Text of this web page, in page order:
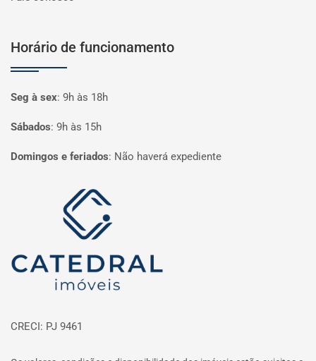
Horário de funcionamento
Seg à sex: 9h às 18h
Sábados: 9h às 15h
Domingos e feriados: Não haverá expediente
Página inicial
CRECI: PJ 9461